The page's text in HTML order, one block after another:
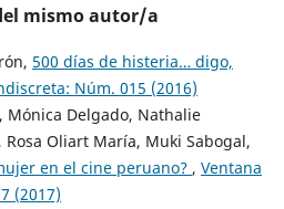
mismo autor/a
500 días de histeria… digo,
Núm. 015 (2016)
Mónica Delgado, Nathalie
Oliart María, Muki Sabogal,
en el cine peruano? , Ventana
(2017)